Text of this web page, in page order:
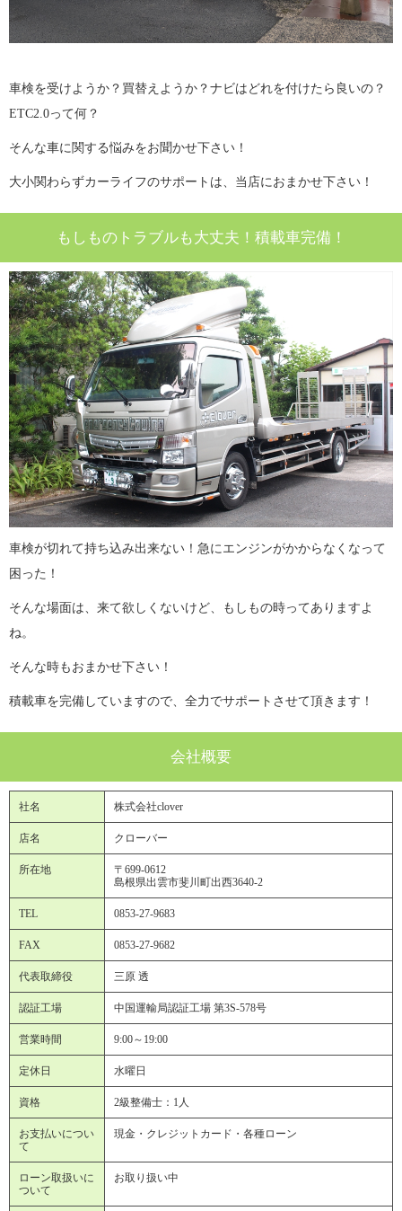
車検を受けようか？買替えようか？ナビはどれを付けたら良いの？
ETC2.0って何？
そんな車に関する悩みをお聞かせ下さい！
大小関わらずカーライフのサポートは、当店におまかせ下さい！
もしものトラブルも大丈夫！積載車完備！
車検が切れて持ち込み出来ない！急にエンジンがかからなくなって
困った！
そんな場面は、来て欲しくないけど、もしもの時ってありますよ
ね。
そんな時もおまかせ下さい！
積載車を完備していますので、全力でサポートさせて頂きます！
会社概要
社名 株式会社clover
店名 クローバー
所在地
〒699-0612
島根県出雲市斐川町出西3640-2
TEL 0853-27-9683
FAX 0853-27-9682
代表取締役 三原 透
認証工場 中国運輸局認証工場 第3S-578号
営業時間 9:00～19:00
定休日 水曜日
資格 2級整備士：1人
お支払いについ
て
現金・クレジットカード・各種ローン
ローン取扱いに
ついて
お取り扱い中